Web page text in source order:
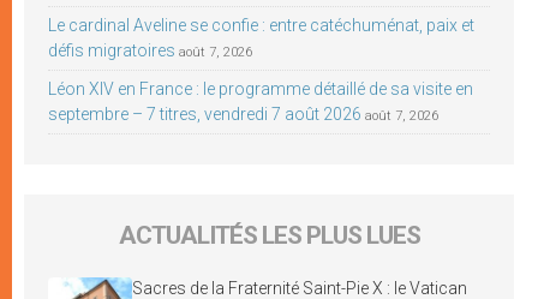
Le cardinal Aveline se confie : entre catéchuménat, paix et
défis migratoires août 7, 2026
Léon XIV en France : le programme détaillé de sa visite en
septembre – 7 titres, vendredi 7 août 2026 août 7, 2026
ACTUALITÉS LES PLUS LUES
Sacres de la Fraternité Saint-Pie X : le Vatican